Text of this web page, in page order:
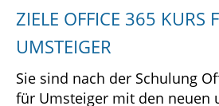
ZIELE OFFICE 365 KURS
UMSTEIGER
Sie sind nach der Schulung
für Umsteiger mit den neuen